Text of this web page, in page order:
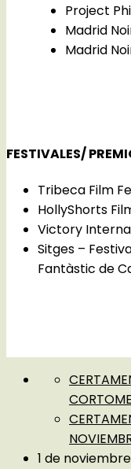
Project
Madrid
Madrid
FESTIVALES/
Tribeca Film
HollyShorts
Victory
Sitges –
Fantàstic de
1 de